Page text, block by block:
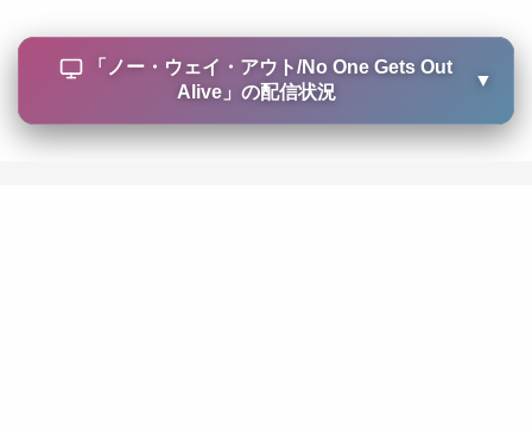
「 ノー・ウェイ・アウト/No One Gets Out
Alive」の配信状況
▼